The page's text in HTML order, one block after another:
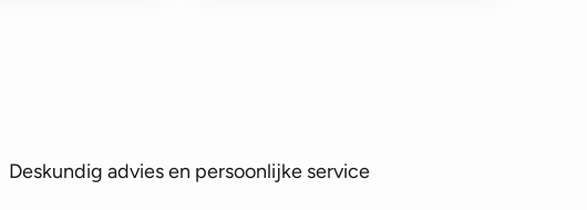
Deskundig advies en persoonlijke service